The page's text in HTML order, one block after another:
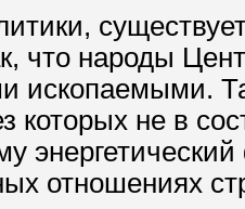
что народы
ископаемыми.
которых не в
отношениях